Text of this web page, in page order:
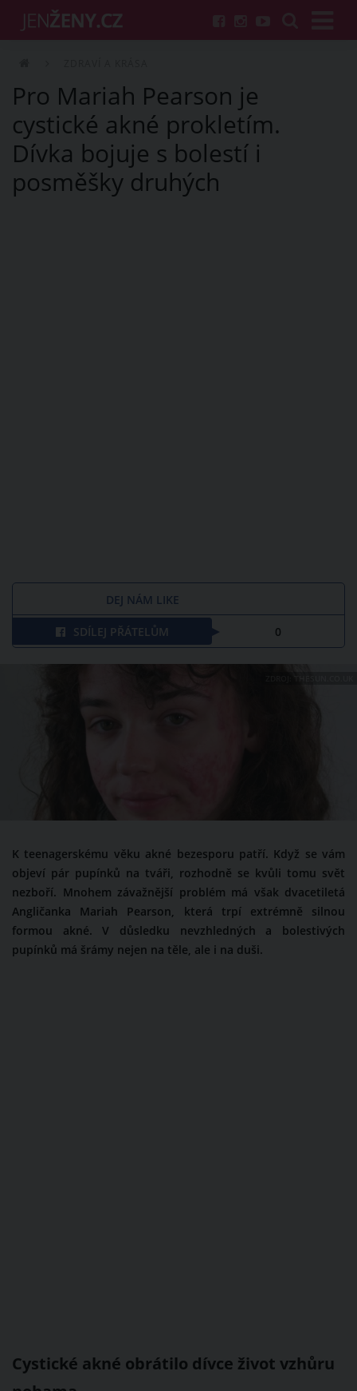
Pro Mariah Pearson je
cystické akné prokletím.
Dívka bojuje s bolestí i
posměšky druhých
DEJ NÁM LIKE
SDÍLEJ PŘÁTELŮM 0
K teenagerskému věku akné bezesporu patří. Když se vám
objeví pár pupínků na tváři, rozhodně se kvůli tomu svět
nezboří. Mnohem závažnější problém má však dvacetiletá
Angličanka Mariah Pearson, která trpí extrémně silnou
formou akné. V důsledku nevzhledných a bolestivých
pupínků má šrámy nejen na těle, ale i na duši.
Cystické akné obrátilo dívce život vzhůru